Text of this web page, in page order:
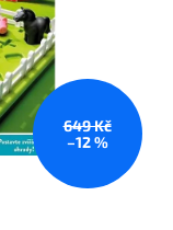
649 Kč
–12 %